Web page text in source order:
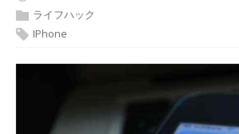
ライフハック
IPhone